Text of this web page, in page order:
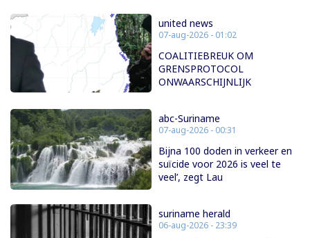
united news
07-aug-2026 - 01:02
COALITIEBREUK OM
GRENSPROTOCOL
ONWAARSCHIJNLIJK
abc-Suriname
07-aug-2026 - 00:31
Bijna 100 doden in verkeer en
suïcide voor 2026 is veel te
veel’, zegt Lau
suriname herald
06-aug-2026 - 23:39